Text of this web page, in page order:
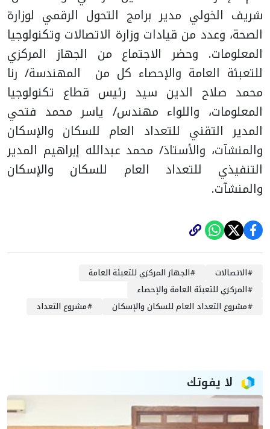
شريف الخولي مدير برامج التحول الرقمي لوزارة
الصحة، وعدد من قيادات وزارة الاتصالات وتكنولوجيا
المعلومات. وحضر الاجتماع من الجهاز المركزي
للتعبئة العامة والإحصاء كل من المهندسة/ رنا
محمد صلاح الدين سيد رئيس قطاع تكنولوجيا
المعلومات، واللواء مهندس/ ياسر محمد فتحي
المدير التقني للتعداد العام للسكان والإسكان
والمنشآت، والأستاذ/ محمد عبدالله إبراهيم المدير
التنفيذي للتعداد العام للسكان والإسكان
والمنشآت.
#الاتصالات #الجهاز المركزي للتعبئة العامة
#المركزي للتعبئة العامة والإحصاء
#مشروع التعداد العام للسكان والإسكان #مشروع التعداد
لا يفوتك